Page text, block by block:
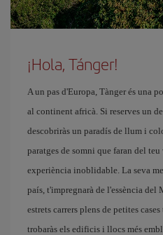
¡Hola, Tánger!
A un pas d'Europa, Tànger és una
al continent africà. Si reserves un
descobriràs un paradís de llum i
paratges de somni que faran del
experiència inoblidable. La seva
país, t'impregnarà de l'essència del
estrets carrers plens de petites
trobaràs els edificis i llocs més